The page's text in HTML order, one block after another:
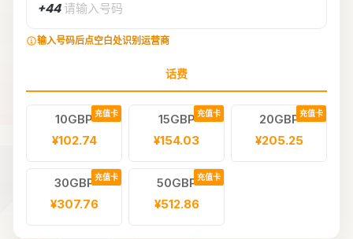
+44 请输入号码
输入号码后点空白处识别运营商
话费
充值卡
10GBP
¥102.74
充值卡
15GBP
¥154.03
充值卡
20GBP
¥205.25
充值卡
30GBP
¥307.76
充值卡
50GBP
¥512.86